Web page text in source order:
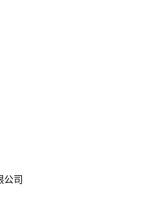
公司